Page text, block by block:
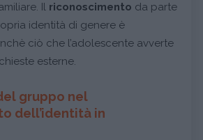
Il riconoscimento da parte
identità di genere è
ciò che l’adolescente avverte
esterne.
gruppo nel
dell’identità in